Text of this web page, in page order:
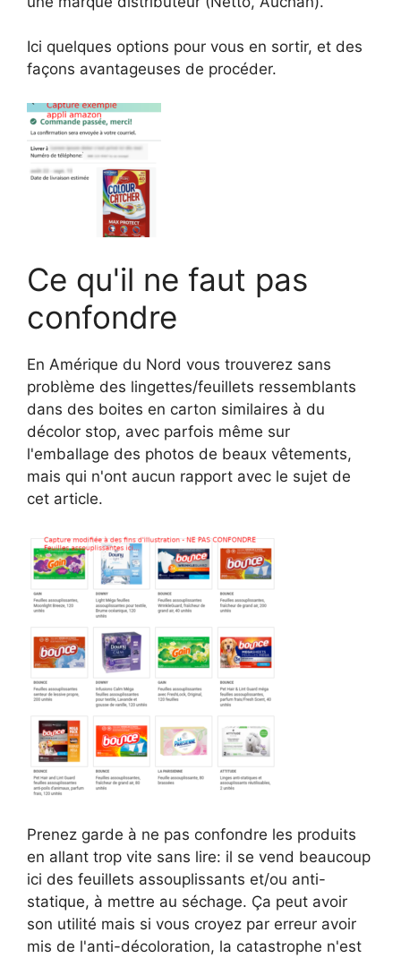
Ici quelques options pour vous en sortir, et des
façons avantageuses de procéder.
Ce qu'il ne faut pas
confondre
En Amérique du Nord vous trouverez sans
problème des lingettes/feuillets ressemblants
dans des boites en carton similaires à du
décolor stop, avec parfois même sur
l'emballage des photos de beaux vêtements,
mais qui n'ont aucun rapport avec le sujet de
cet article.
Prenez garde à ne pas confondre les produits
en allant trop vite sans lire: il se vend beaucoup
ici des feuillets assouplissants et/ou anti-
statique, à mettre au séchage. Ça peut avoir
son utilité mais si vous croyez par erreur avoir
mis de l'anti-décoloration, la catastrophe n'est